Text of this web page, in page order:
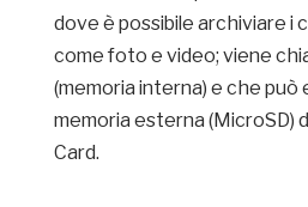
dove è possibile archiviare i
come foto e video; viene
(memoria interna) e che
memoria esterna (MicroSD)
Card.